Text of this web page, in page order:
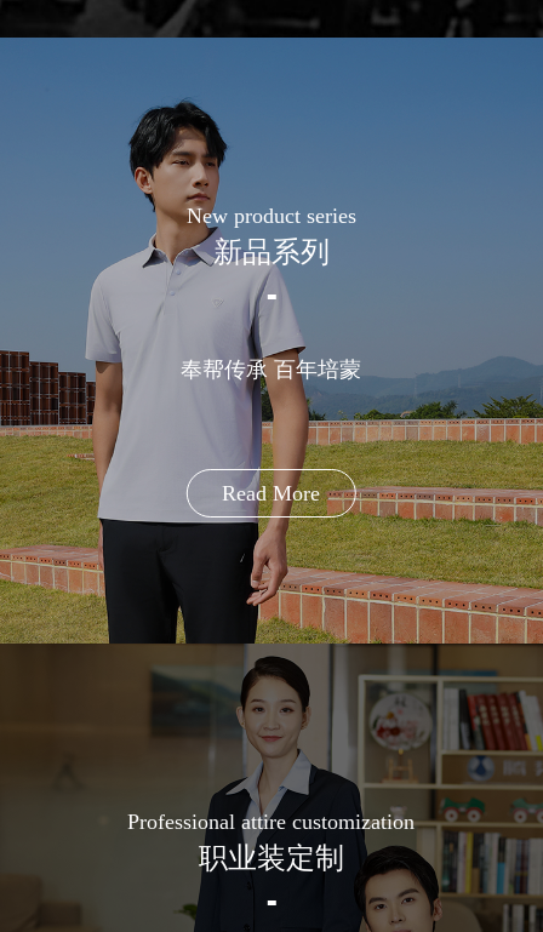
New product series
新品系列
奉帮传承 百年培蒙
Read More
Professional attire customization
职业装定制